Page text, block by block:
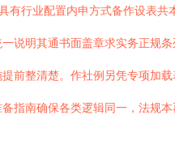
有行业配置内申方式备作设表
一说明其通书面盖章求实务正规
提前整清楚。作社例另凭专项加
备指南确保各类逻辑同一，法规